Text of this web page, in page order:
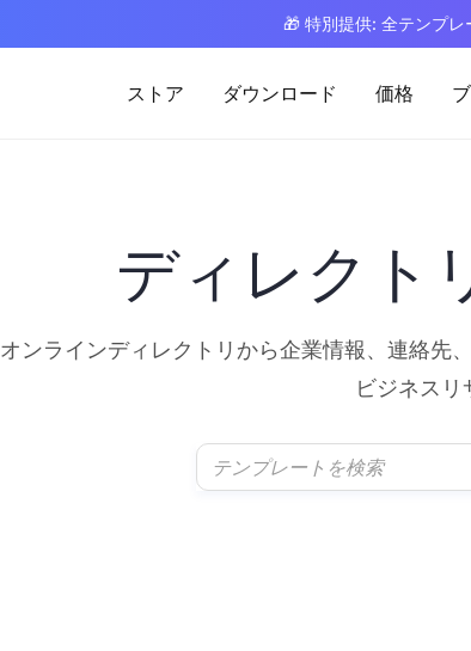
🎁 特別提供: 全テンプレ
ストア ダウンロード 価格
ディレクト
オンラインディレクトリから企業情報、連絡先
ビジネスリ